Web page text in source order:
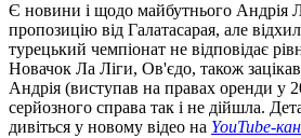
Є новини і щодо майбутнього Андрія
пропозицію від Галатасарая, але
турецький чемпіонат не відповідає
Новачок Ла Ліги, Ов'єдо, також
Андрія (виступав на правах оренди у
серйозного справа так і не дійшла.
дивіться у новому відео на YouTube-